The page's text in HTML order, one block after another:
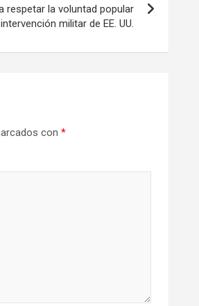
respetar la voluntad popular
militar de EE. UU.
con *